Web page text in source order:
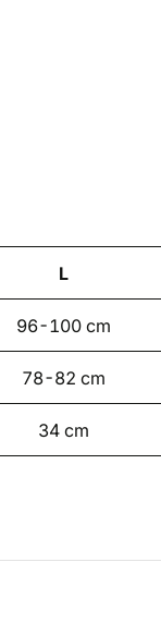
L
96-100 cm
78-82 cm
34 cm